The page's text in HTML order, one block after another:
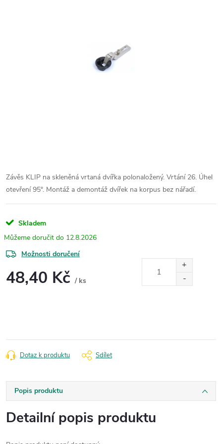
Závěs KLIP na skleněná vrtaná dvířka polonaložený. Vrtání 26. Úhel
otevření 95°. Montáž a demontáž dvířek na korpus bez nářadí.
Skladem
12.8.2026
Možnosti doručení
48,40 Kč / ks
Dotaz k produktu Sdílet
Popis produktu
Detailní popis produktu